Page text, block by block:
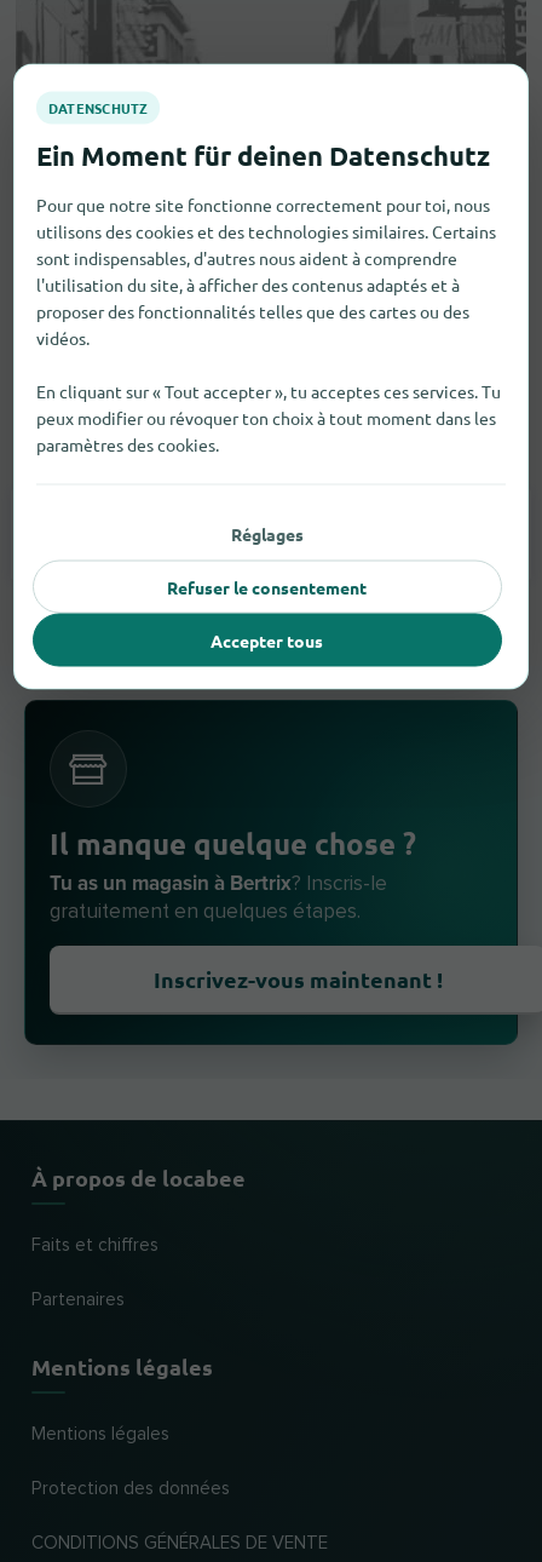
Aides visuelles et auditives
Appareils Auditifs
Il manque quelque chose ?
Tu as un magasin à Bertrix? Inscris-le
gratuitement en quelques étapes.
Inscrivez-vous maintenant !
À propos de locabee
Faits et chiffres
Partenaires
Mentions légales
Mentions légales
Protection des données
CONDITIONS GÉNÉRALES DE VENTE
Pour que notre site fonctionne correctement pour toi, nous
utilisons des cookies et des technologies similaires. Certains
sont indispensables, d'autres nous aident à comprendre
l'utilisation du site, à afficher des contenus adaptés et à
proposer des fonctionnalités telles que des cartes ou des
vidéos.
En cliquant sur « Tout accepter », tu acceptes ces services. Tu
peux modifier ou révoquer ton choix à tout moment dans les
paramètres des cookies.
Réglages
Refuser le consentement
Accepter tous